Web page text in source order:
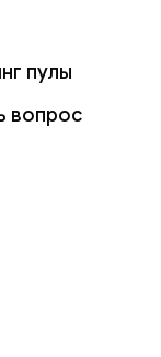
пулы
вопрос